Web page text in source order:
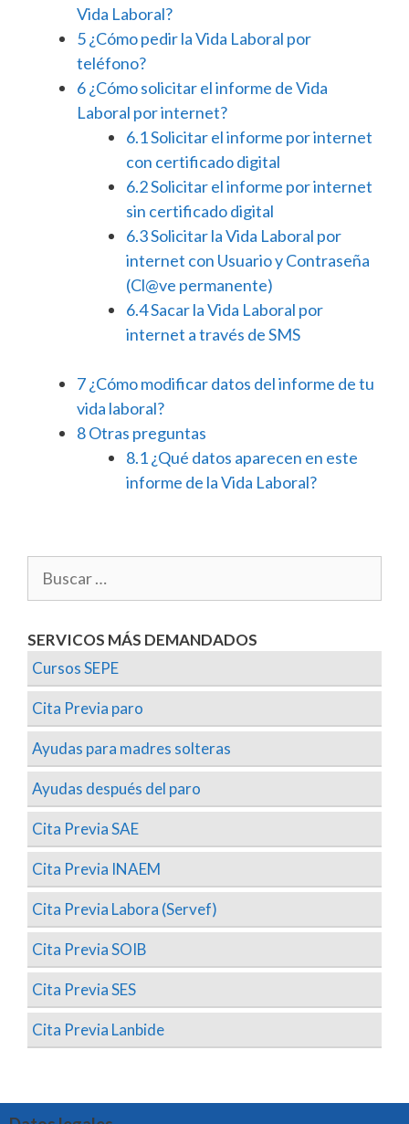
Vida Laboral?
5¿Cómo pedir la Vida Laboral por
teléfono?
6¿Cómo solicitar el informe de Vida
Laboral por internet?
6.1Solicitar el informe por internet
con certificado digital
6.2Solicitar el informe por internet
sin certificado digital
6.3Solicitar la Vida Laboral por
internet con Usuario y Contraseña
(Cl@ve permanente)
6.4Sacar la Vida Laboral por
internet a través de SMS
7¿Cómo modificar datos del informe de tu
vida laboral?
8Otras preguntas
8.1¿Qué datos aparecen en este
informe de la Vida Laboral?
SERVICOS MÁS DEMANDADOS
Cursos SEPE
Cita Previa paro
Ayudas para madres solteras
Ayudas después del paro
Cita Previa SAE
Cita Previa INAEM
Cita Previa Labora (Servef)
Cita Previa SOIB
Cita Previa SES
Cita Previa Lanbide